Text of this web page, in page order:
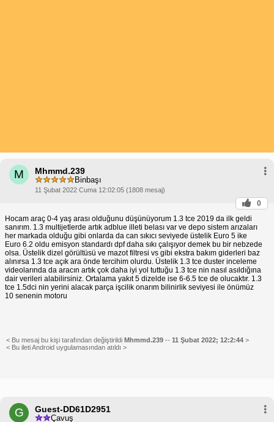
M Mhmmd.239
Binbaşı
11 Şubat 2022 Cuma 12:02:05 (1808 mesaj)
0
Hocam araç 0-4 yaş arası olduğunu düşünüyorum 1.3 tce 2019 da ilk geldi
sanırım. 1.3 multijetlerde artık adblue illeti belası var ve depo sistem arızaları
her markada olduğu gibi onlarda da can sıkıcı seviyede üstelik Euro 5 ike
Euro 6.2 oldu emisyon standardı dpf daha sıkı çalışıyor demek bu bir nebzede
olsa. Üstelik dizel görültüsü ve mazot filtresi vs gibi ekstra bakım giderleri baz
alınırsa 1.3 tce açık ara önde tercihim olurdu. Üstelik 1.3 tce duster inceleme
videolarında da aracın artık çok daha iyi yol tuttuğu 1.3 tce nin nasıl asıldığına
dair verileri alabilirsiniz. Ortalama yakıt 5 dizelde ise 6-6.5 tce de olucaktır. 1.3
tce 1.5dci nin yerini alacak parça işcilik onarım bilinirlik seviyesi ile önümüz
10 senenin motoru
< Bu mesaj bu kişi tarafından değiştirildi Mhmmd.239 -- 11 Şubat 2022; 12:2:44 >
< Bu ileti Android uygulamasından atıldı >
G Guest-DD61D2951
Çavuş